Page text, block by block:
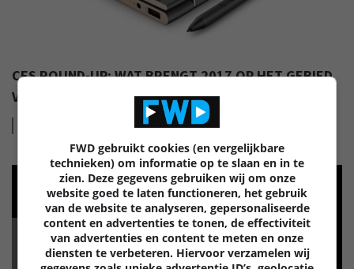
CES ROUND-UP: WAT BRENGT 2017 OP HET GEBIED
VAN TABLETS EN PHABLETS?
FWD gebruikt cookies (en vergelijkbare
technieken) om informatie op te slaan en in te
zien. Deze gegevens gebruiken wij om onze
website goed te laten functioneren, het gebruik
van de website te analyseren, gepersonaliseerde
content en advertenties te tonen, de effectiviteit
van advertenties en content te meten en onze
diensten te verbeteren. Hiervoor verzamelen wij